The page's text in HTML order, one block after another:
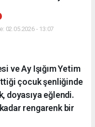
02.05.2026 - 13:07
ve Ay Işığım Yetim
çocuk şenliğinde
doyasıya eğlendi.
rengarenk bir